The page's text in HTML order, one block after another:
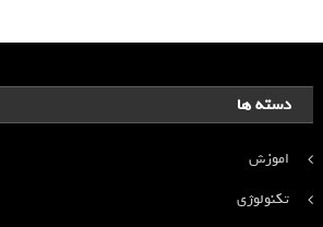
دسته ها
اموزش
تکنولوژی